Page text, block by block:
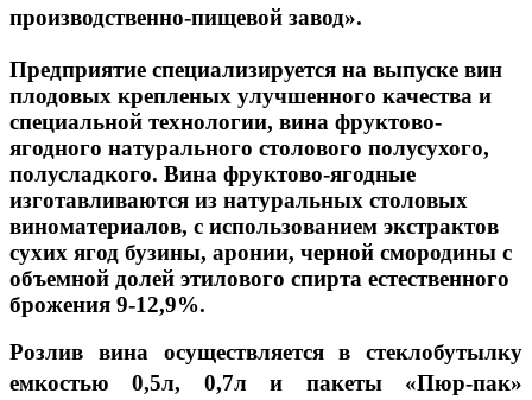
производственно-пищевой завод».
Предприятие специализируется на выпуске вин
плодовых крепленых улучшенного качества и
специальной технологии, вина фруктово-
ягодного натурального столового полусухого,
полусладкого. Вина фруктово-ягодные
изготавливаются из натуральных столовых
виноматериалов, с использованием экстрактов
сухих ягод бузины, аронии, черной смородины с
объемной долей этилового спирта естественного
брожения 9-12,9%.
Розлив вина осуществляется в стеклобутылку
емкостью 0,5л, 0,7л и пакеты «Пюр-пак»